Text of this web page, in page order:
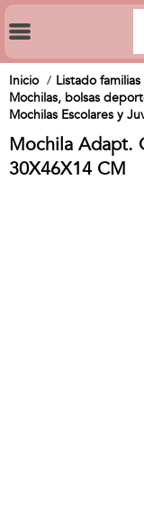
Inicio Listado familias
Mochilas, bolsas
Mochilas Escolares y
Mochila Adapt.
30X46X14 CM